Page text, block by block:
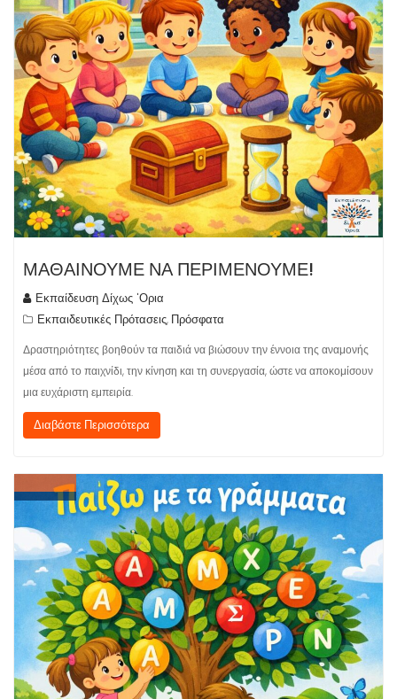
ΜΑΘΑΙΝΟΥΜΕ ΝΑ ΠΕΡΙΜΕΝΟΥΜΕ!
Εκπαίδευση Δίχως 'Ορια
Εκπαιδευτικές Πρότασεις, Πρόσφατα
Δραστηριότητες βοηθούν τα παιδιά να βιώσουν την έννοια της αναμονής
μέσα από το παιχνίδι, την κίνηση και τη συνεργασία, ώστε να αποκομίσουν
μια ευχάριστη εμπειρία.
Διαβάστε Περισσότερα